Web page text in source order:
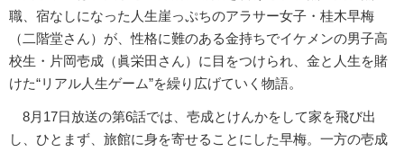
職、宿なしになった人生崖っぷちのアラサー女子・桂木早梅
（二階堂さん）が、性格に難のある金持ちでイケメンの男子高
校生・片岡壱成（眞栄田さん）に目をつけられ、金と人生を賭
けた“リアル人生ゲーム”を繰り広げていく物語。
8月17日放送の第6話では、壱成とけんかをして家を飛び出
し、ひとまず、旅館に身を寄せることにした早梅。一方の壱成